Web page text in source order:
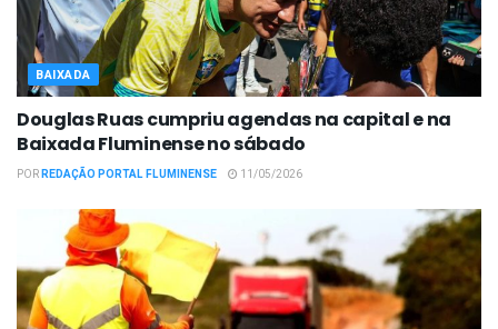
BAIXADA
Douglas Ruas cumpriu agendas na capital e na
Baixada Fluminense no sábado
PORREDAÇÃO PORTAL FLUMINENSE 11/05/2026